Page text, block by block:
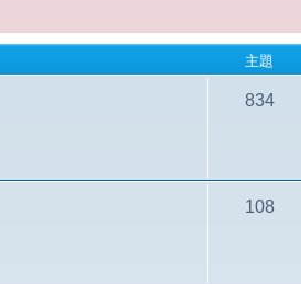
主題
834
108